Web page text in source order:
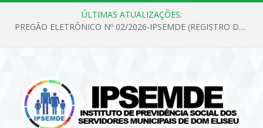
ÚLTIMAS ATUALIZAÇÕES:
PREGÃO ELETRÔNICO Nº 02/2026-IPSEMDE (REGISTRO DE PREÇOS PARA FUTURA E EVENTUAL AQUISIÇÃO DE MATERIAL DE LIMPEZA E GÊNEROS ALIMENTÍCIOS PARA ATENDER AS NECESSIDADES DO INSTITUTO DE PREVIDÊNCIA SOCIAL DOS SERVIDORES MUNICIPAIS DE DOM ELISEU.)